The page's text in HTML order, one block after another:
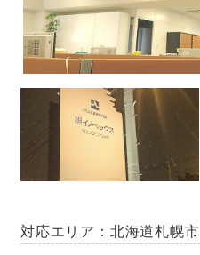
対応エリア：北海道札幌市